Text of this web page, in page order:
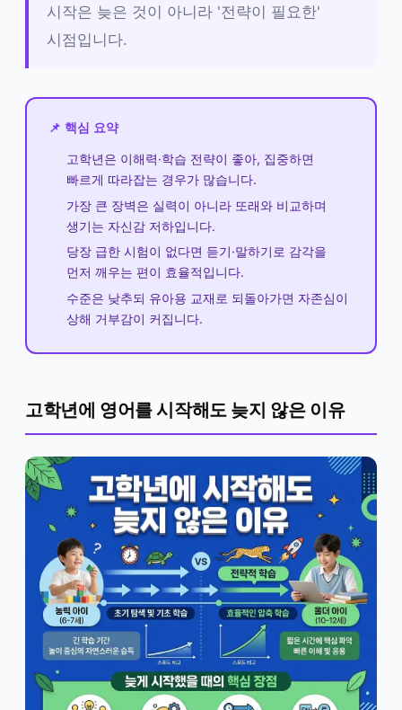
시작은 늦은 것이 아니라 '전략이 필요한'
시점입니다.
📌 핵심 요약
고학년은 이해력·학습 전략이 좋아, 집중하면
빠르게 따라잡는 경우가 많습니다.
가장 큰 장벽은 실력이 아니라 또래와 비교하며
생기는 자신감 저하입니다.
당장 급한 시험이 없다면 듣기·말하기로 감각을
먼저 깨우는 편이 효율적입니다.
수준은 낮추되 유아용 교재로 되돌아가면 자존심이
상해 거부감이 커집니다.
고학년에 영어를 시작해도 늦지 않은 이유